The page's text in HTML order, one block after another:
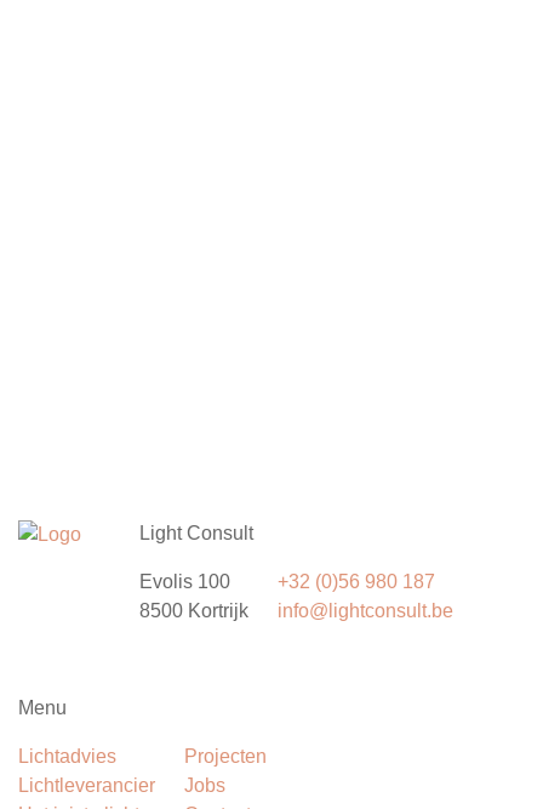
Light Consult
Evolis 100
8500 Kortrijk
+32 (0)56 980 187
info@lightconsult.be
Menu
Lichtadvies
Lichtleverancier
Projecten
Jobs